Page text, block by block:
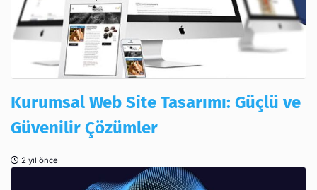
Kurumsal Web Site Tasarımı: Güçlü ve
Güvenilir Çözümler
2 yıl önce